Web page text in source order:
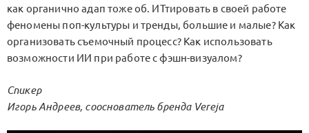
как органично адап тоже об. ИТтировать в своей работе
феномены поп-культуры и тренды, большие и малые? Как
организовать съемочный процесс? Как использовать
возможности ИИ при работе с фэшн-визуалом?
Спикер
Игорь Андреев, сооснователь бренда Vereja